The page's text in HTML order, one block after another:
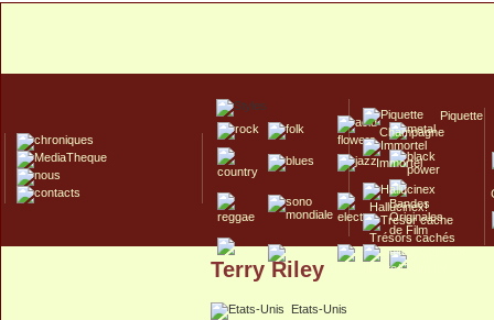
Piquette
Champagne
Immortel
Hallucinex!
Trésors cachés
Culte/Collector
Terry Riley
Etats-Unis